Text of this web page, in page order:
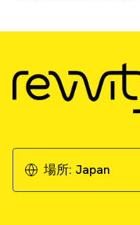
場所: Japan